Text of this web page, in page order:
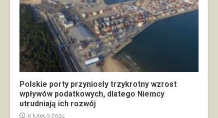
Polskie porty przyniosły trzykrotny wzrost
wpływów podatkowych, dlatego Niemcy
utrudniają ich rozwój
9 lutego 2024